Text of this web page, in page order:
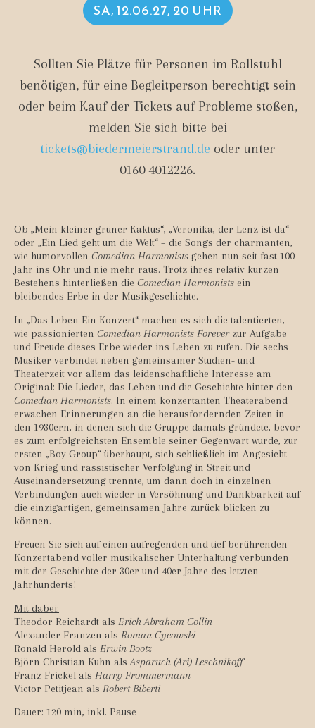
Ob „Mein kleiner grüner Kaktus“, „Veronika, der Lenz ist da“
oder „Ein Lied geht um die Welt“ – die Songs der charmanten,
wie humorvollen Comedian Harmonists gehen nun seit fast 100
Jahr ins Ohr und nie mehr raus. Trotz ihres relativ kurzen
Bestehens hinterließen die Comedian Harmonists ein
bleibendes Erbe in der Musikgeschichte.
In „Das Leben Ein Konzert“ machen es sich die talentierten,
wie passionierten Comedian Harmonists Foreverzur Aufgabe
und Freude dieses Erbe wieder ins Leben zu rufen. Die sechs
Musiker verbindet neben gemeinsamer Studien- und
Theaterzeit vor allem das leidenschaftliche Interesse am
Original: Die Lieder, das Leben und die Geschichte hinter den
Comedian Harmonists. In einem konzertanten Theaterabend
erwachen Erinnerungen an die herausfordernden Zeiten in
den 1930ern, in denen sich die Gruppe damals gründete, bevor
es zum erfolgreichsten Ensemble seiner Gegenwart wurde, zur
ersten „Boy Group“ überhaupt, sich schließlich im Angesicht
von Krieg und rassistischer Verfolgung in Streit und
Auseinandersetzung trennte, um dann doch in einzelnen
Verbindungen auch wieder in Versöhnung und Dankbarkeit auf
die einzigartigen, gemeinsamen Jahre zurück blicken zu
können.
Freuen Sie sich auf einen aufregenden und tief berührenden
Konzertabend voller musikalischer Unterhaltung verbunden
mit der Geschichte der 30er und 40er Jahre des letzten
Jahrhunderts!
Mit dabei:
Theodor Reichardt als Erich Abraham Collin
Alexander Franzen als Roman Cycowski
Ronald Herold als Erwin Bootz
Björn Christian Kuhn als Asparuch (Ari) Leschnikoff
Franz Frickel als Harry Frommermann
Victor Petitjean als Robert Biberti
Dauer: 120 min, inkl. Pause
SA, 12.06.27, 20 UHR
Sollten Sie Plätze für Personen im Rollstuhl
benötigen, für eine Begleitperson berechtigt sein
oder beim Kauf der Tickets auf Probleme stoßen,
melden Sie sich bitte bei
tickets@biedermeierstrand.de oder unter
0160 4012226.